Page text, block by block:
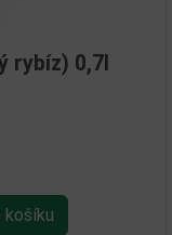
rybíz) 0,7l